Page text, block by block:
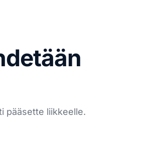
pääsette liikkeelle.